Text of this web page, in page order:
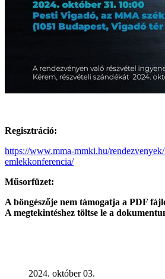
Regisztráció:
https://www.mma-mmki.hu/
emlekkonferencia/
Műsorfüzet:
A böngészője nem támogatja a PDF
A megtekintéshez töltse le a
2024. október 03.